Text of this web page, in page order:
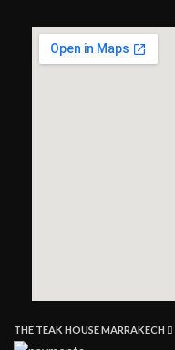
THE TEAK HOUSE MARRAKECH